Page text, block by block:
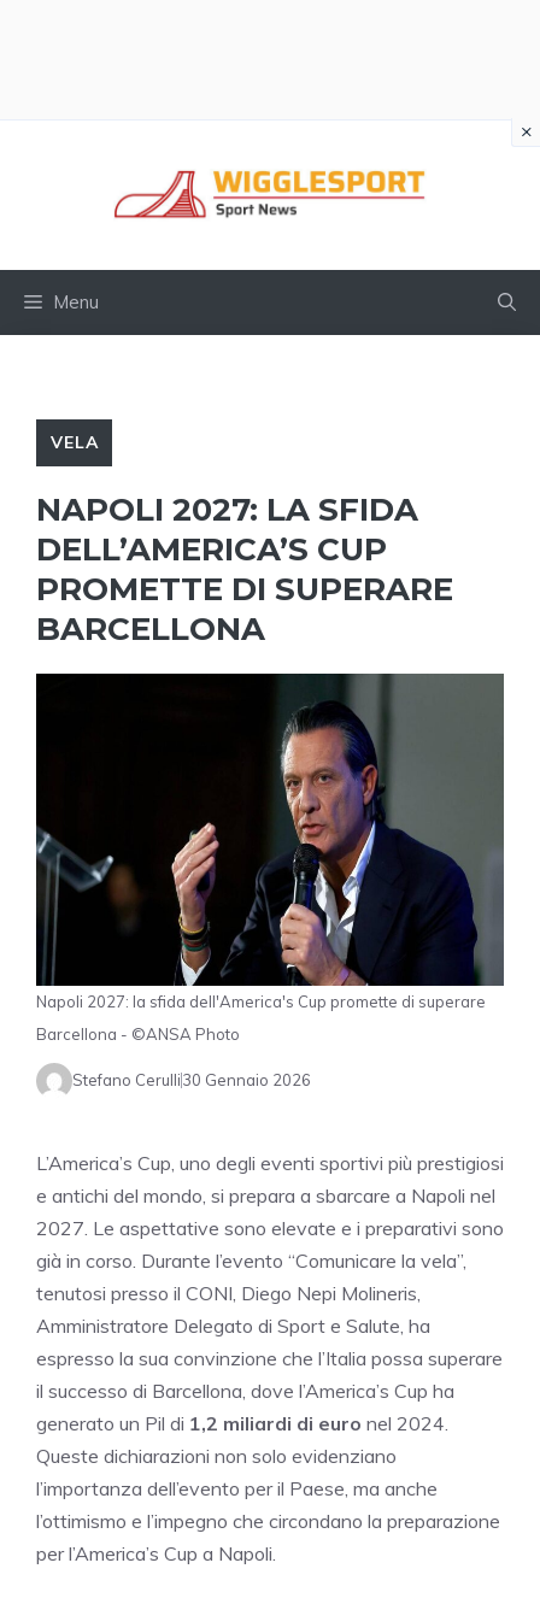
Menu
VELA
NAPOLI 2027: LA SFIDA
DELL’AMERICA’S CUP
PROMETTE DI SUPERARE
BARCELLONA
Napoli 2027: la sfida dell'America's Cup promette di superare
Barcellona - ©ANSA Photo
Stefano Cerulli30 Gennaio 2026
L’America’s Cup, uno degli eventi sportivi più prestigiosi
e antichi del mondo, si prepara a sbarcare a Napoli nel
2027. Le aspettative sono elevate e i preparativi sono
già in corso. Durante l’evento “Comunicare la vela”,
tenutosi presso il CONI, Diego Nepi Molineris,
Amministratore Delegato di Sport e Salute, ha
espresso la sua convinzione che l’Italia possa superare
il successo di Barcellona, dove l’America’s Cup ha
generato un Pil di 1,2 miliardi di euro nel 2024.
Queste dichiarazioni non solo evidenziano
l’importanza dell’evento per il Paese, ma anche
l’ottimismo e l’impegno che circondano la preparazione
per l’America’s Cup a Napoli.
×